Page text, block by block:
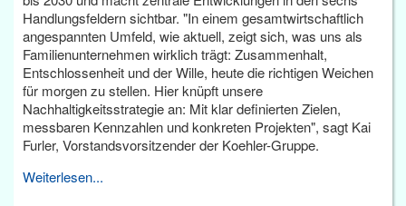
Handlungsfeldern sichtbar. "In einem gesamtwirtschaftlich
angespannten Umfeld, wie aktuell, zeigt sich, was uns als
Familienunternehmen wirklich trägt: Zusammenhalt,
Entschlossenheit und der Wille, heute die richtigen Weichen
für morgen zu stellen. Hier knüpft unsere
Nachhaltigkeitsstrategie an: Mit klar definierten Zielen,
messbaren Kennzahlen und konkreten Projekten", sagt Kai
Furler, Vorstandsvorsitzender der Koehler-Gruppe.
Weiterlesen...